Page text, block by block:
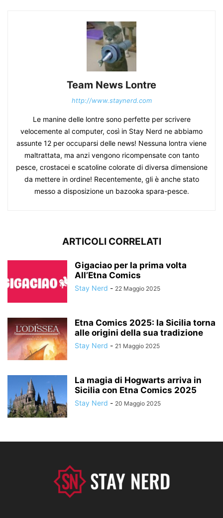
Team News Lontre
http://www.staynerd.com
Le manine delle lontre sono perfette per scrivere
velocemente al computer, così in Stay Nerd ne abbiamo
assunte 12 per occuparsi delle news! Nessuna lontra viene
maltrattata, ma anzi vengono ricompensate con tanto
pesce, crostacei e scatoline colorate di diversa dimensione
da mettere in ordine! Recentemente, gli è anche stato
messo a disposizione un bazooka spara-pesce.
ARTICOLI CORRELATI
Gigaciao per la prima volta
All’Etna Comics
Stay Nerd - 22 Maggio 2025
Etna Comics 2025: la Sicilia torna
alle origini della sua tradizione
Stay Nerd - 21 Maggio 2025
La magia di Hogwarts arriva in
Sicilia con Etna Comics 2025
Stay Nerd - 20 Maggio 2025